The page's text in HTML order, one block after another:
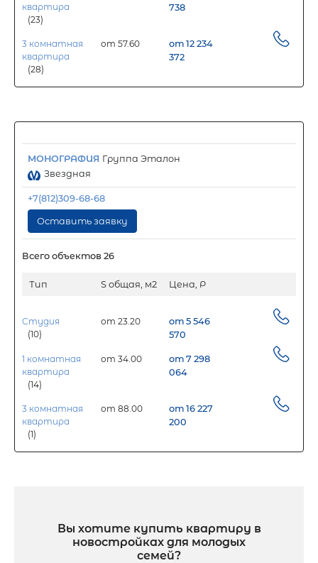
квартира
(23)
738
3 комнатная
квартира
(28)
от 57.60
от 12 234
372
МОНОГРАФИЯ Группа Эталон
Звездная
+7(812)309-68-68
Оставить заявку
Всего объектов 26
Тип S общая, м2 Цена, Р
Студия
(10)
от 23.20
от 5 546
570
1 комнатная
квартира
(14)
от 34.00
от 7 298
064
3 комнатная
квартира
(1)
от 88.00
от 16 227
200
Вы хотите купить квартиру в
новостройках для молодых
семей?